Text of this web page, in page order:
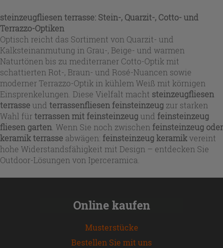
steinzeugfliesen terrasse: Stein-, Quarzit-, Cotto- und
Terrazzo-Optiken
Optisch reicht das Sortiment von Quarzit- und
Kalksteinanmutung in Grau-, Beige- und warmen
Naturtönen bis zu mediterraner Cotto-Optik mit
schattierten Rot-, Braun- und Rosé-Nuancen sowie
moderner Terrazzo-Optik in kühlem Weiß mit körnigen
Einsprenkelungen. Diese Vielfalt macht steinzeugfliesen
terrasse und terrassenfliesen feinsteinzeug zur starken
Wahl fürterrassen mit feinsteinzeug und feinsteinzeug
fliesen garten . Wenn Sie noch zwischen feinsteinzeug oder
keramik terrasse abwägen: feinsteinzeug keramikvereint
hohe Widerstandsfähigkeit mit Design – entdecken Sie
Outdoor-Lösungen von Iperceramica.
Online kaufen
Musterstücke
Bestellen Sie mit uns